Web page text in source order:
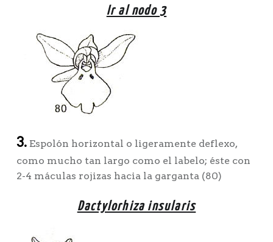
Ir al nodo 3
3.Espolón horizontal o ligeramente deflexo,
como mucho tan largo como el labelo; éste con
2-4 máculas rojizas hacia la garganta (80)
Dactylorhiza insularis